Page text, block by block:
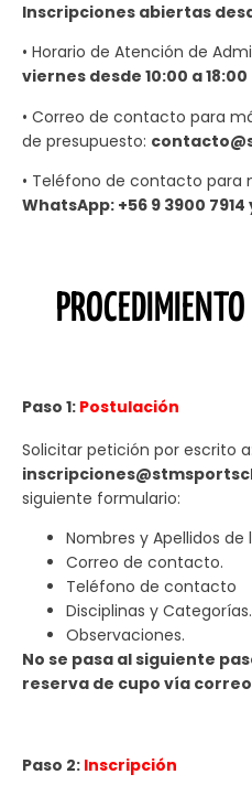
Inscripciones abiertas
• Horario de Atención de
viernes desde 10:00 a
• Correo de contacto para
de presupuesto:
• Teléfono de contacto para
WhatsApp: +56 9 3900
Paso 1: Postulación
Solicitar petición por escrito a:
siguiente formulario:
Nombres y Apellidos
Correo de contacto.
Teléfono de contacto
Disciplinas y Categorías.
Observaciones.
No se pasa al siguiente
reserva de cupo vía
Paso 2: Inscripción